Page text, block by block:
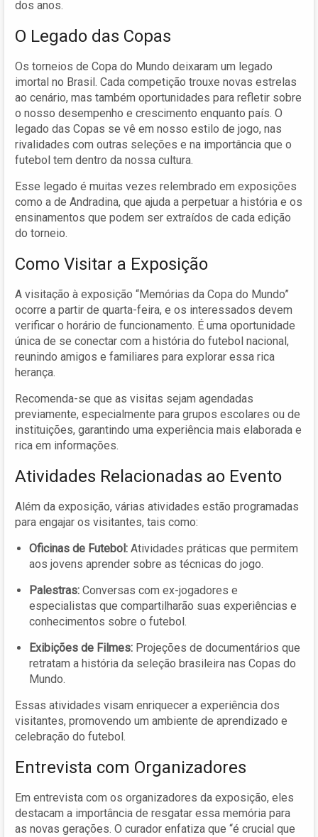
dos anos.
O Legado das Copas
Os torneios de Copa do Mundo deixaram um legado
imortal no Brasil. Cada competição trouxe novas estrelas
ao cenário, mas também oportunidades para refletir sobre
o nosso desempenho e crescimento enquanto país. O
legado das Copas se vê em nosso estilo de jogo, nas
rivalidades com outras seleções e na importância que o
futebol tem dentro da nossa cultura.
Esse legado é muitas vezes relembrado em exposições
como a de Andradina, que ajuda a perpetuar a história e os
ensinamentos que podem ser extraídos de cada edição
do torneio.
Como Visitar a Exposição
A visitação à exposição “Memórias da Copa do Mundo”
ocorre a partir de quarta-feira, e os interessados devem
verificar o horário de funcionamento. É uma oportunidade
única de se conectar com a história do futebol nacional,
reunindo amigos e familiares para explorar essa rica
herança.
Recomenda-se que as visitas sejam agendadas
previamente, especialmente para grupos escolares ou de
instituições, garantindo uma experiência mais elaborada e
rica em informações.
Atividades Relacionadas ao Evento
Além da exposição, várias atividades estão programadas
para engajar os visitantes, tais como:
Oficinas de Futebol: Atividades práticas que permitem
aos jovens aprender sobre as técnicas do jogo.
Palestras: Conversas com ex-jogadores e
especialistas que compartilharão suas experiências e
conhecimentos sobre o futebol.
Exibições de Filmes: Projeções de documentários que
retratam a história da seleção brasileira nas Copas do
Mundo.
Essas atividades visam enriquecer a experiência dos
visitantes, promovendo um ambiente de aprendizado e
celebração do futebol.
Entrevista com Organizadores
Em entrevista com os organizadores da exposição, eles
destacam a importância de resgatar essa memória para
as novas gerações. O curador enfatiza que “é crucial que